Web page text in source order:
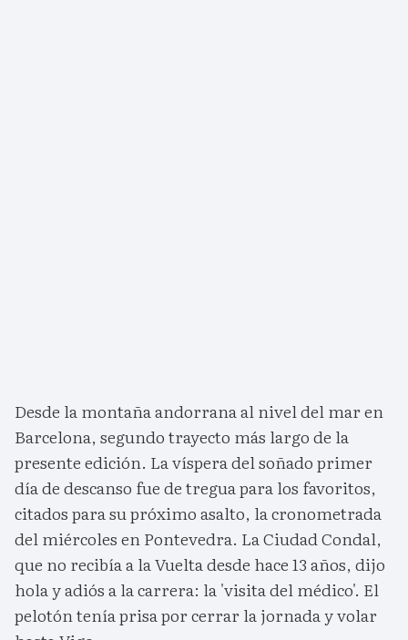
Desde la montaña andorrana al nivel del mar en
Barcelona, segundo trayecto más largo de la
presente edición. La víspera del soñado primer
día de descanso fue de tregua para los favoritos,
citados para su próximo asalto, la cronometrada
del miércoles en Pontevedra. La Ciudad Condal,
que no recibía a la Vuelta desde hace 13 años, dijo
hola y adiós a la carrera: la 'visita del médico'. El
pelotón tenía prisa por cerrar la jornada y volar